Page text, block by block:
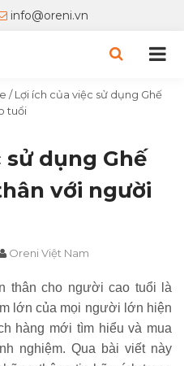
info@oreni.vn
/Lợi ích của việc sử dụng Ghế
tuổi
dụng Ghế
với người
Oreni Việt Nam
thân cho người cao tuổi là
lớn của mọi người lớn hiện
hàng mới tìm hiểu và mua
nghiệm. Qua bài viết này